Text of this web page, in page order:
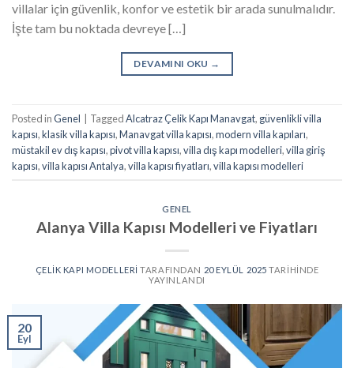
villalar için güvenlik, konfor ve estetik bir arada sunulmalıdır.
İşte tam bu noktada devreye […]
DEVAMINI OKU →
Posted inGenel | TaggedAlcatraz Çelik Kapı Manavgat, güvenlikli villa
kapısı,klasik villa kapısı,Manavgat villa kapısı,modern villa kapıları,
müstakil ev dış kapısı,pivot villa kapısı,villa dış kapı modelleri,villa giriş
kapısı,villa kapısı Antalya,villa kapısı fiyatları,villa kapısı modelleri
GENEL
Alanya Villa Kapısı Modelleri ve Fiyatları
ÇELIK KAPI MODELLERI TARAFINDAN 20 EYLÜL 2025 TARIHINDE
YAYINLANDI
20
Eyl